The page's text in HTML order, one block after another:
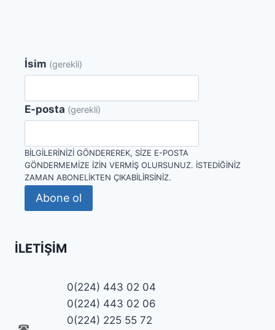
İsim (gerekli)
E-posta (gerekli)
BILGILERINIZI GÖNDEREREK, SIZE E-POSTA
GÖNDERMEMIZE IZIN VERMIŞ OLURSUNUZ. İSTEDIĞINIZ
ZAMAN ABONELIKTEN ÇIKABILIRSINIZ.
Abone ol
İLETIŞIM
0(224) 443 02 04
0(224) 443 02 06
0(224) 225 55 72